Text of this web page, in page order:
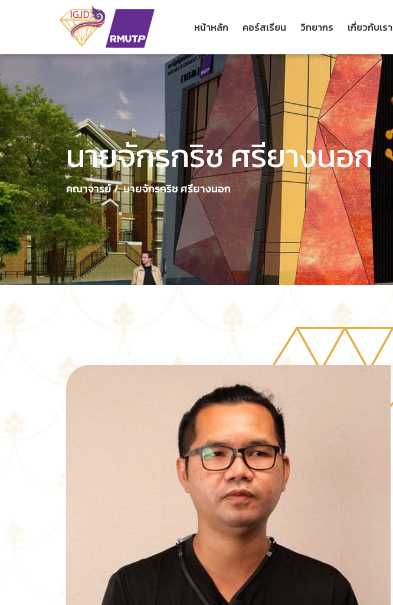
หน้าหลัก คอร์สเรียน วิทยากร เกี่ยวกับเรา
นายจักรกริช ศรียางนอก
คณาจารย์ / นายจักรกริช ศรียางนอก